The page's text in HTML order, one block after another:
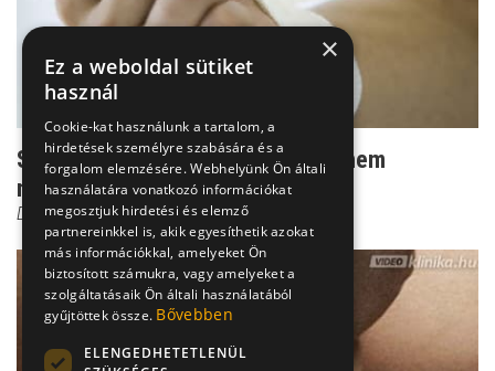
Szalagsérülés a csuklónál - ezért nem
megoldás rá a fizikote...
Dr. Knoll Zsolt PhD
×
Ez a weboldal sütiket
használ
Cookie-kat használunk a tartalom, a
hirdetések személyre szabására és a
forgalom elemzésére. Webhelyünk Ön általi
használatára vonatkozó információkat
megosztjuk hirdetési és elemző
partnereinkkel is, akik egyesíthetik azokat
más információkkal, amelyeket Ön
biztosított számukra, vagy amelyeket a
szolgáltatásaik Ön általi használatából
gyűjtöttek össze. Bővebben
ELENGEDHETETLENÜL